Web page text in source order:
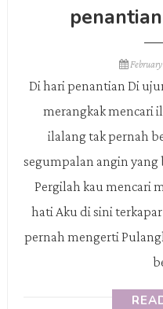
Di hari penantian Di
merangkak mencari
ilalang tak pernah
segumpalan angin
Pergilah kau mencari
hati Aku di sini
pernah mengerti